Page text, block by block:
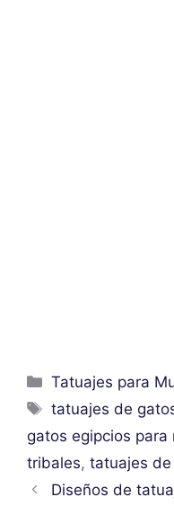
Categorías
Tatuajes para
Etiquetas
tatuajes de
gatos egipcios para
tribales, tatuajes
Diseños de